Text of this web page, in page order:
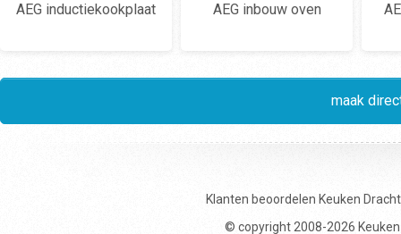
AEG inductiekookplaat AEG inbouw oven
maak
Klanten beoordelen Keuken
© copyright 2008-2026